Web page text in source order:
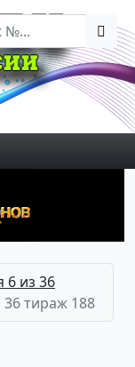
6 из 36
тираж 188